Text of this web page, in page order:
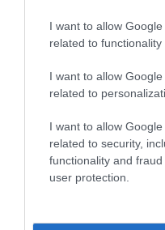
I want to allow
related to
I want to allow
related to
I want to allow
related to security,
functionality and
user protection.
Végre hivatalos